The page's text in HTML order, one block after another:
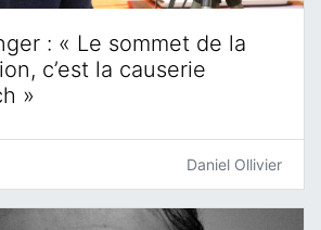
: « Le sommet de la
c’est la causerie
»
Daniel Ollivier